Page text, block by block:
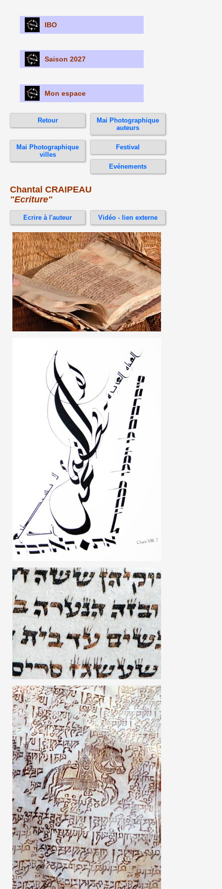
IBO
Saison 2027
Mon espace
Retour
Mai Photographique
auteurs
Mai Photographique
villes
Festival
Evénements
Chantal CRAIPEAU
"Ecriture"
Ecrire à l'auteur Vidéo - lien externe